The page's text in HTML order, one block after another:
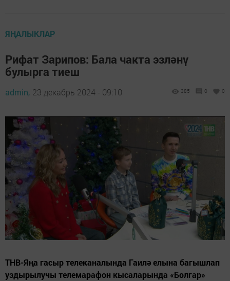
ЯҢАЛЫКЛАР
Рифат Зарипов: Бала чакта эзләнү
булырга тиеш
admin, 23 декабрь 2024 - 09:10 385 0 0
ТНВ-Яңа гасыр телеканалында Гаилә елына багышлап
уздырылучы телемарафон кысаларында «Болгар»